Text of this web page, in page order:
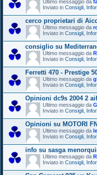
Ultimo messaggio da
Inviato in Consigli,
cerco proprietari di
Ultimo messaggio da
Inviato in Consigli,
consiglio su
Ultimo messaggio da
Inviato in Consigli,
Ferretti 470 - Prestige
Ultimo messaggio da
Inviato in Consigli,
Opinioni dc9s 2004 2
Ultimo messaggio da
Inviato in Consigli,
Opinioni su MOTORI
Ultimo messaggio da
Inviato in Consigli,
info su sasga
Ultimo messaggio da
Inviato in Consigli,